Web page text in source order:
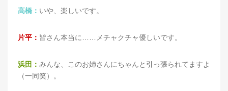
高橋： いや、楽しいです。
片平： 皆さん本当に……メチャクチャ優しいです。
浜田： みんな、このお姉さんにちゃんと引っ張られてますよ
（一同笑）。